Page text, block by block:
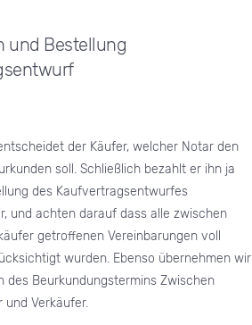
und Bestellung
der Käufer, welcher Notar den
soll. Schließlich bezahlt er ihn ja
des Kaufvertragsentwurfes
und achten darauf dass alle zwischen
getroffenen Vereinbarungen voll
wurden. Ebenso übernehmen wir
des Beurkundungstermins Zwischen
und Verkäufer.